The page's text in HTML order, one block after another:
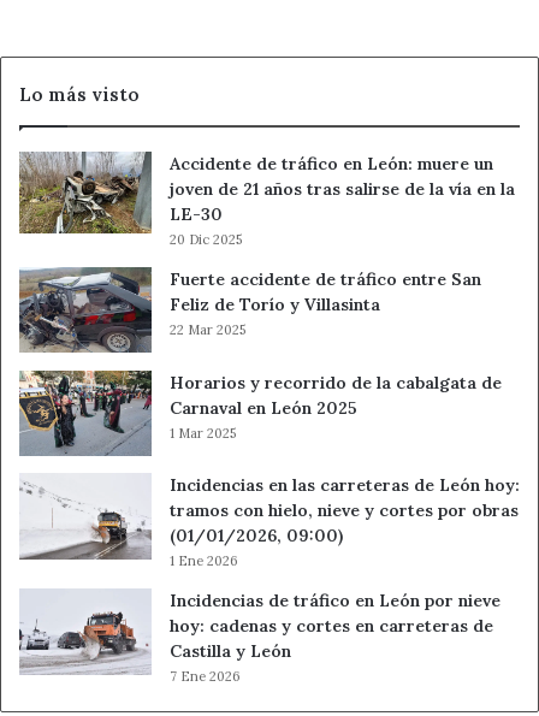
Lo más visto
Accidente de tráfico en León: muere un
joven de 21 años tras salirse de la vía en la
LE-30
20 Dic 2025
Fuerte accidente de tráfico entre San
Feliz de Torío y Villasinta
22 Mar 2025
Horarios y recorrido de la cabalgata de
Carnaval en León 2025
1 Mar 2025
Incidencias en las carreteras de León hoy:
tramos con hielo, nieve y cortes por obras
(01/01/2026, 09:00)
1 Ene 2026
Incidencias de tráfico en León por nieve
hoy: cadenas y cortes en carreteras de
Castilla y León
7 Ene 2026